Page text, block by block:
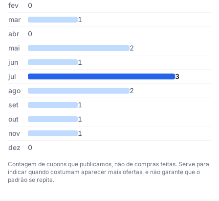
fev
0
mar
1
abr
0
mai
2
jun
1
jul
3
ago
2
set
1
out
1
nov
1
dez
0
Contagem de cupons que publicamos, não de compras feitas. Serve para
indicar quando costumam aparecer mais ofertas, e não garante que o
padrão se repita.